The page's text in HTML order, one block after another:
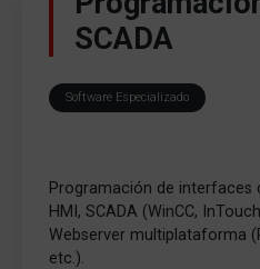
SCADA
Software Especializado
Programación de interfaces
HMI, SCADA (WinCC,
Webserver multiplataforma
etc.).